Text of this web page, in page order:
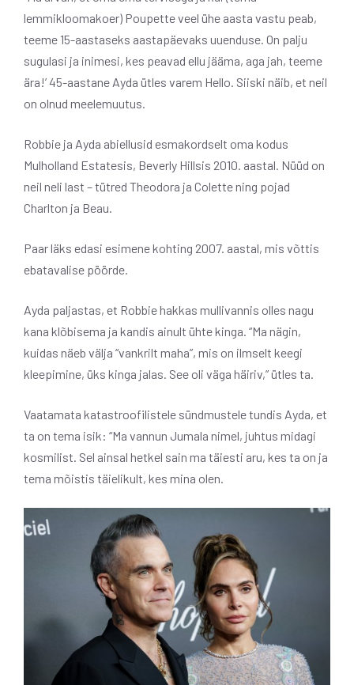
lemmikloomakoer) Poupette veel ühe aasta vastu peab,
teeme 15-aastaseks aastapäevaks uuenduse. On palju
sugulasi ja inimesi, kes peavad ellu jääma, aga jah, teeme
ära!’ 45-aastane Ayda ütles varem Hello. Siiski näib, et neil
on olnud meelemuutus.
Robbie ja Ayda abiellusid esmakordselt oma kodus
Mulholland Estatesis, Beverly Hillsis 2010. aastal. Nüüd on
neil neli last – tütred Theodora ja Colette ning pojad
Charlton ja Beau.
Paar läks edasi esimene kohting 2007. aastal, mis võttis
ebatavalise pöörde.
Ayda paljastas, et Robbie hakkas mullivannis olles nagu
kana klõbisema ja kandis ainult ühte kinga. “Ma nägin,
kuidas näeb välja “vankrilt maha”, mis on ilmselt keegi
kleepimine, üks kinga jalas. See oli väga häiriv,” ütles ta.
Vaatamata katastroofilistele sündmustele tundis Ayda, et
ta on tema isik: “Ma vannun Jumala nimel, juhtus midagi
kosmilist. Sel ainsal hetkel sain ma täiesti aru, kes ta on ja
tema mõistis täielikult, kes mina olen.